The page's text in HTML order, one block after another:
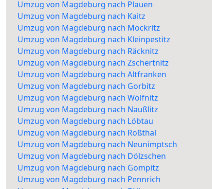
Umzug von Magdeburg nach Plauen
Umzug von Magdeburg nach Kaitz
Umzug von Magdeburg nach Mockritz
Umzug von Magdeburg nach Kleinpestitz
Umzug von Magdeburg nach Räcknitz
Umzug von Magdeburg nach Zschertnitz
Umzug von Magdeburg nach Altfranken
Umzug von Magdeburg nach Gorbitz
Umzug von Magdeburg nach Wölfnitz
Umzug von Magdeburg nach Naußlitz
Umzug von Magdeburg nach Löbtau
Umzug von Magdeburg nach Roßthal
Umzug von Magdeburg nach Neunimptsch
Umzug von Magdeburg nach Dölzschen
Umzug von Magdeburg nach Gompitz
Umzug von Magdeburg nach Pennrich